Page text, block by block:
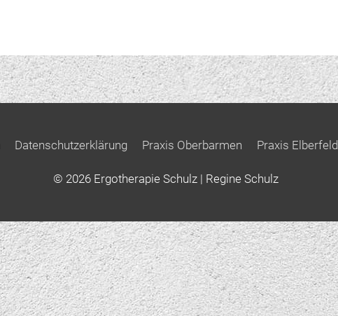
Datenschutzerklärung Praxis Oberbarmen Praxis Elberfeld
© 2026 Ergotherapie Schulz | Regine Schulz